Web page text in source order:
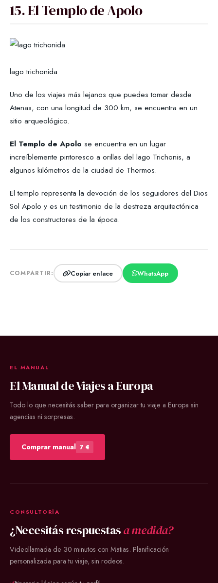
15. El Templo de Apolo
lago trichonida
Uno de los viajes más lejanos que puedes tomar desde
Atenas, con una longitud de 300 km, se encuentra en un
sitio arqueológico.
El Templo de Apolo se encuentra en un lugar
increíblemente pintoresco a orillas del lago Trichonis, a
algunos kilómetros de la ciudad de Thermos.
El templo representa la devoción de los seguidores del Dios
Sol Apolo y es un testimonio de la destreza arquitectónica
de los constructores de la época.
COMPARTIR: Copiar enlace WhatsApp
EL MANUAL
El Manual de Viajes a Europa
Todo lo que necesitás saber para organizar tu viaje a Europa sin
agencias ni sorpresas.
Comprar manual 7 €
CONSULTORÍA
¿Necesitás respuestasa medida?
Videollamada de 30 minutos con Matias. Planificación
personalizada para tu viaje, sin rodeos.